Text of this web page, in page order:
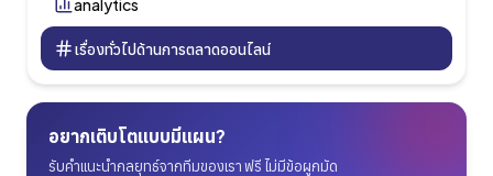
analytics
เรื่องทั่วไปด้านการตลาดออนไลน์
อยากเติบโตแบบมีแผน?
รับคำแนะนำกลยุทธ์จากทีมของเรา ฟรี ไม่มีข้อผูกมัด